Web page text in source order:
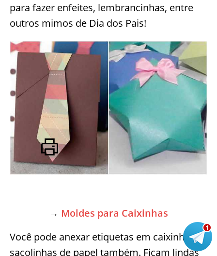
para fazer enfeites, lembrancinhas, entre
outros mimos de Dia dos Pais!
→ Moldes para Caixinhas
Você pode anexar etiquetas em caixinhas e
sacolinhas de papel também. Ficam lindas